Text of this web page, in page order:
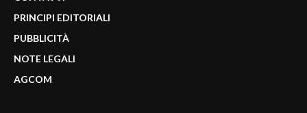
PRINCIPI EDITORIALI
PUBBLICITÀ
NOTE LEGALI
AGCOM